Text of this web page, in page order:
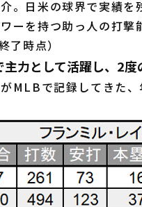
。日米の球界で実績
ーを持つ助っ人の打
了時点）
力として活躍し、2
MLBで記録してきた、